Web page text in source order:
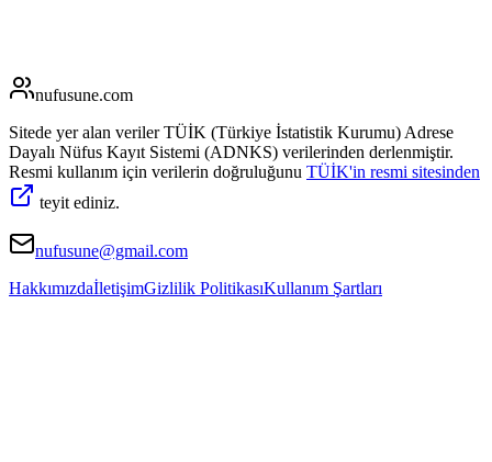
nufusune.com
Sitede yer alan veriler TÜİK (Türkiye İstatistik Kurumu) Adrese
Dayalı Nüfus Kayıt Sistemi (ADNKS) verilerinden derlenmiştir.
Resmi kullanım için verilerin doğruluğunu TÜİK'in resmi sitesinden
teyit ediniz.
nufusune@gmail.com
HakkımızdaİletişimGizlilik PolitikasıKullanım Şartları